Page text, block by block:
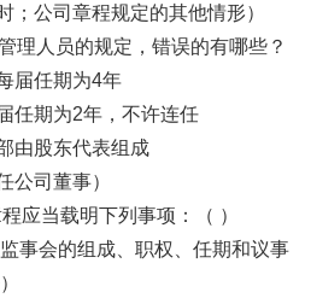
；公司章程规定的其他情形）
理人员的规定，错误的有哪些？
届任期为4年
任期为2年，不许连任
由股东代表组成
公司董事）
应当载明下列事项：（ ）
事会的组成、职权、任期和议事